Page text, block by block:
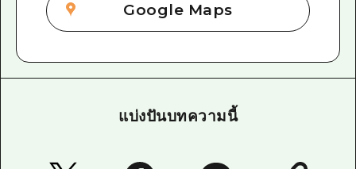
Google Maps
แบ่งปันบทความนี้